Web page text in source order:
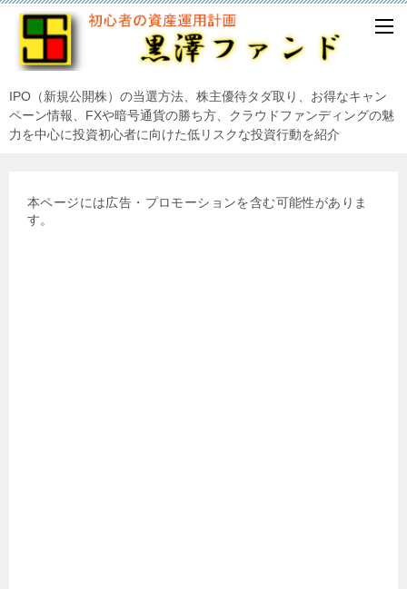
IPO（新規公開株）の当選方法、株主優待タダ取り、お得なキャン
ペーン情報、FXや暗号通貨の勝ち方、クラウドファンディングの魅
力を中心に投資初心者に向けた低リスクな投資行動を紹介
本ページには広告・プロモーションを含む可能性がありま
す。